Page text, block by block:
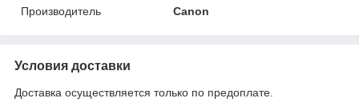
Производитель
Canon
Условия доставки
Доставка осуществляется только по предоплате.